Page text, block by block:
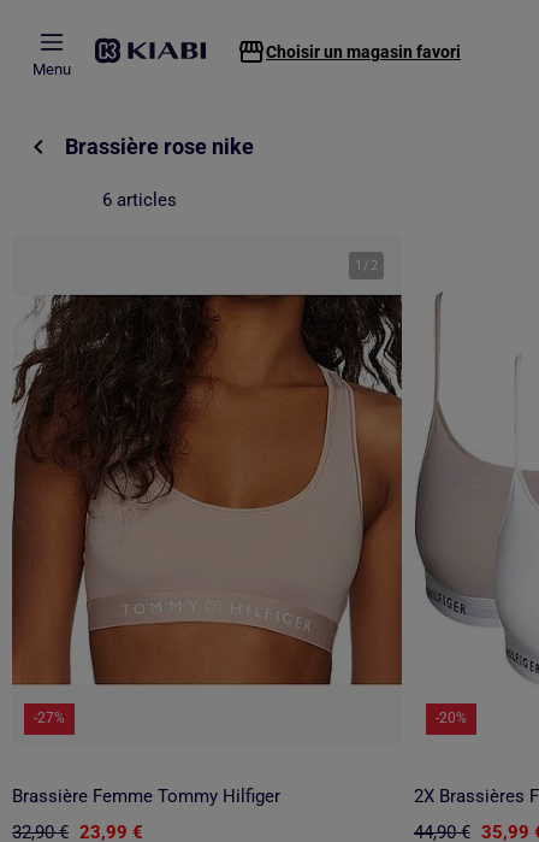
Menu
Choisir un magasin favori
Brassière rose nike
6 articles
1 / 2
-27%
Brassière Femme Tommy Hilfiger
32,90 € 23,99 €
-20%
2X Brassières
44,90 € 35,99